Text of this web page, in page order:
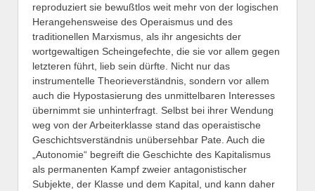
reproduziert sie bewußtlos weit mehr von der logischen
Herangehensweise des Operaismus und des
traditionellen Marxismus, als ihr angesichts der
wortgewaltigen Scheingefechte, die sie vor allem gegen
letzteren führt, lieb sein dürfte. Nicht nur das
instrumentelle Theorieverständnis, sondern vor allem
auch die Hypostasierung des unmittelbaren Interesses
übernimmt sie unhinterfragt. Selbst bei ihrer Wendung
weg von der Arbeiterklasse stand das operaistische
Geschichtsverständnis unübersehbar Pate. Auch die
„Autonomie“ begreift die Geschichte des Kapitalismus
als permanenten Kampf zweier antagonistischer
Subjekte, der Klasse und dem Kapital, und kann daher